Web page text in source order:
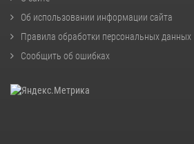
Об использовании информации сайта
Правила обработки персональных данных
Сообщить об ошибках